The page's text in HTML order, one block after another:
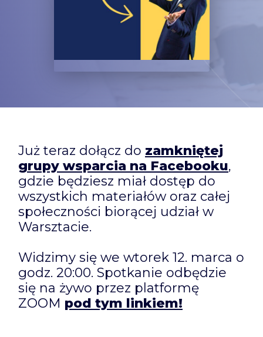
Już teraz dołącz do zamkniętej
grupy wsparcia na Facebooku,
gdzie będziesz miał dostęp do
wszystkich materiałów oraz całej
społeczności biorącej udział w
Warsztacie.
Widzimy się we wtorek 12. marca o
godz. 20:00. Spotkanie odbędzie
się na żywo przez platformę
ZOOM pod tym linkiem!